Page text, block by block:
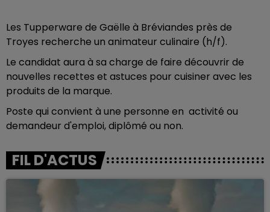
Les Tupperware de Gaëlle à Bréviandes près de
Troyes recherche un animateur culinaire (h/f).
Le candidat aura à sa charge de faire découvrir de
nouvelles recettes et astuces pour cuisiner avec les
produits de la marque.
Poste qui convient à une personne en activité ou
demandeur d'emploi, diplômé ou non.
FIL D'ACTUS